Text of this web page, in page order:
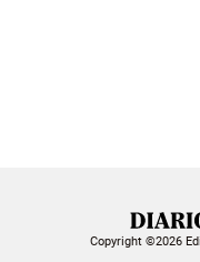
Copyright ©2026